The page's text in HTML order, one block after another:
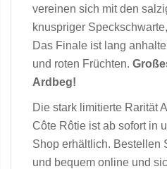
vereinen sich mit den
knuspriger
Das Finale ist lang
und roten Früchten.
Ardbeg!
Die stark limitierte Rarität
Côte Rôtie ist ab sofort in
Shop erhältlich. Bestellen
und bequem online und